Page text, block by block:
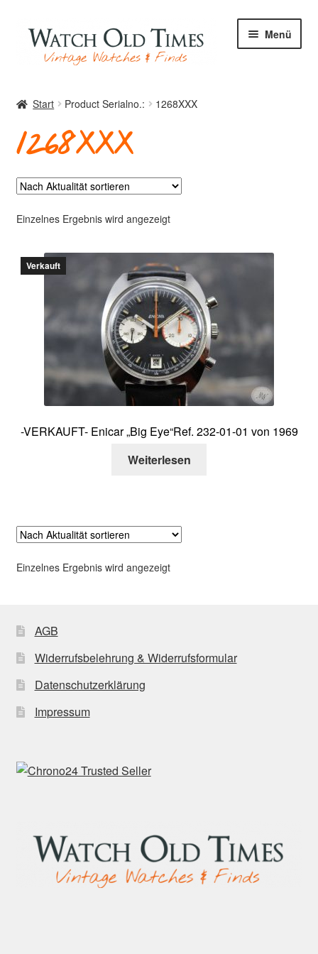
Zur
Navigation
springen
Zum
Inhalt
springen
Menü
Uhren
Archiv
Über mich
Kontakt
Start Product Serialno.: 1268XXX
1268XXX
Einzelnes Ergebnis wird angezeigt
Verkauft
-VERKAUFT- Enicar „Big Eye“Ref. 232-01-01 von 1969
Weiterlesen
Einzelnes Ergebnis wird angezeigt
AGB
Widerrufsbelehrung & Widerrufsformular
Datenschutzerklärung
Impressum